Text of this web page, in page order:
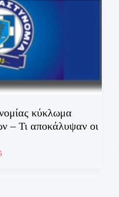
κύκλωμα
– Τι αποκάλυψαν οι